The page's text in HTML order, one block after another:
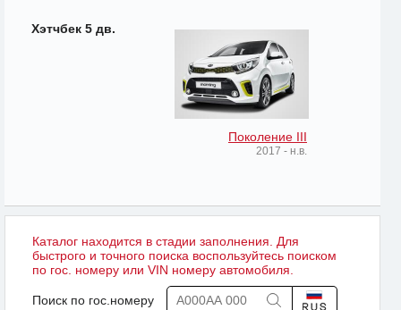
Хэтчбек 5 дв.
Поколение III
2017 - н.в.
Каталог находится в стадии заполнения. Для
быстрого и точного поиска воспользуйтесь поиском
по гос. номеру или VIN номеру автомобиля.
Поиск по гос.номеру